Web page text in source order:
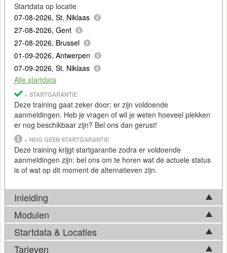
Startdata op locatie
07-08-2026, St. Niklaas
27-08-2026, Gent
27-08-2026, Brussel
01-09-2026, Antwerpen
07-09-2026, St. Niklaas
Alle startdata
= STARTGARANTIE
Deze training gaat zeker door; er zijn voldoende
aanmeldingen. Heb je vragen of wil je weten hoeveel plekken
er nog beschikbaar zijn? Bel ons dan gerust!
= NOG GEEN STARTGARANTIE
Deze training krijgt startgarantie zodra er voldoende
aanmeldingen zijn: bel ons om te horen wat de actuele status
is of wat op dit moment de alternatieven zijn.
Inleiding
Welkom bij de Cursus Google Ads Basis
De mogelijkheden vanGoogleAds zijn eindeloos. Maar hoe
Modulen
De Cursus Google Ads Basis bestaat uit vijf modulen.
Startdata & Locaties
Tarieven